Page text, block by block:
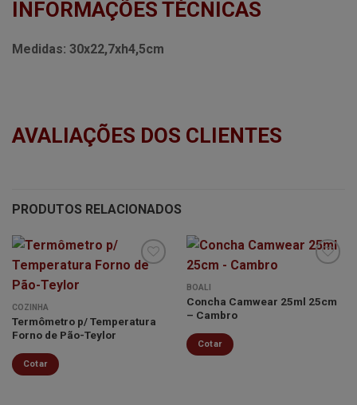
INFORMAÇÕES TÉCNICAS
Medidas: 30x22,7xh4,5cm
AVALIAÇÕES DOS CLIENTES
PRODUTOS RELACIONADOS
lista de
desejos
COZINHA
Termômetro p/ Temperatura
Forno de Pão-Teylor
Cotar
Minha
BOALI
Concha Camwear 25ml 25cm
– Cambro
Cotar